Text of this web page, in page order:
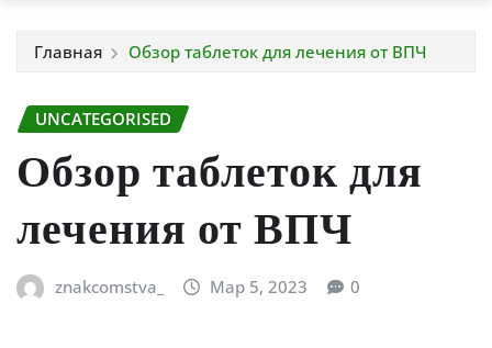
Главная Обзор таблеток для лечения от ВПЧ
UNCATEGORISED
Обзор таблеток для
лечения от ВПЧ
znakcomstva_ Мар 5, 2023 0